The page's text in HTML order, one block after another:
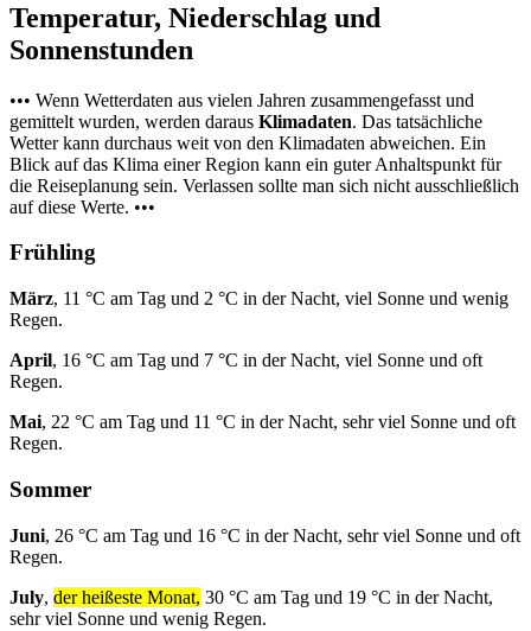
Temperatur, Niederschlag und
Sonnenstunden
••• Wenn Wetterdaten aus vielen Jahren zusammengefasst und
gemittelt wurden, werden daraus Klimadaten. Das tatsächliche
Wetter kann durchaus weit von den Klimadaten abweichen. Ein
Blick auf das Klima einer Region kann ein guter Anhaltspunkt für
die Reiseplanung sein. Verlassen sollte man sich nicht ausschließlich
auf diese Werte. •••
Frühling
März, 11 °C am Tag und 2 °C in der Nacht, viel Sonne und wenig
Regen.
April, 16 °C am Tag und 7 °C in der Nacht, viel Sonne und oft
Regen.
Mai, 22 °C am Tag und 11 °C in der Nacht, sehr viel Sonne und oft
Regen.
Sommer
Juni, 26 °C am Tag und 16 °C in der Nacht, sehr viel Sonne und oft
Regen.
July, der heißeste Monat, 30 °C am Tag und 19 °C in der Nacht,
sehr viel Sonne und wenig Regen.